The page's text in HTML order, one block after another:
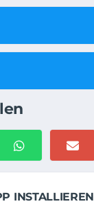
INSTALLIEREN